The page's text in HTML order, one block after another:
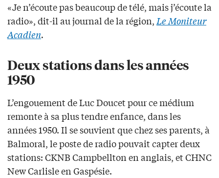
«Je n’écoute pas beaucoup de télé, mais j’écoute la
radio», dit-il au journal de la région,Le Moniteur
Acadien.
Deux stations dans les années
1950
L’engouement de Luc Doucet pour ce médium
remonte à sa plus tendre enfance, dans les
années 1950. Il se souvient que chez ses parents, à
Balmoral, le poste de radio pouvait capter deux
stations: CKNB Campbellton en anglais, et CHNC
New Carlisle en Gaspésie.